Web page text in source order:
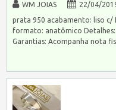
WM JOIAS 22/04/
prata 950 acabamento: liso
formato: anatômico
Garantias: Acompanha nota